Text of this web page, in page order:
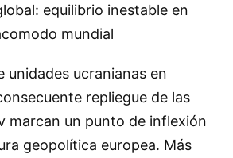
equilibrio inestable en
mundial
unidades ucranianas en
repliegue de las
marcan un punto de inflexión
geopolítica europea. Más